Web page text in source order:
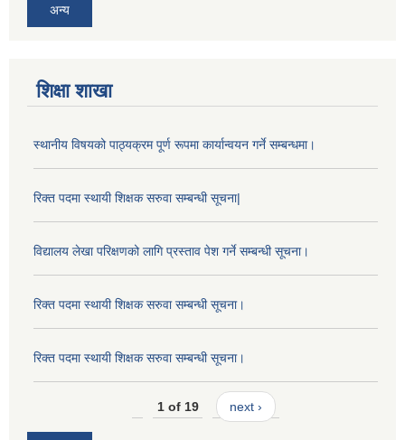
अन्य
शिक्षा शाखा
स्थानीय विषयको पाठ्यक्रम पूर्ण रूपमा कार्यान्वयन गर्ने सम्बन्धमा।
रिक्त पदमा स्थायी शिक्षक सरुवा सम्बन्धी सूचना|
विद्यालय लेखा परिक्षणको लागि प्रस्ताव पेश गर्ने सम्बन्धी सूचना।
रिक्त पदमा स्थायी शिक्षक सरुवा सम्बन्धी सूचना।
रिक्त पदमा स्थायी शिक्षक सरुवा सम्बन्धी सूचना।
1 of 19 next ›